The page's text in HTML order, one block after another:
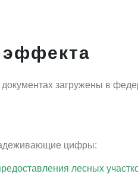
эффекта
загружены в
цифры:
лесных